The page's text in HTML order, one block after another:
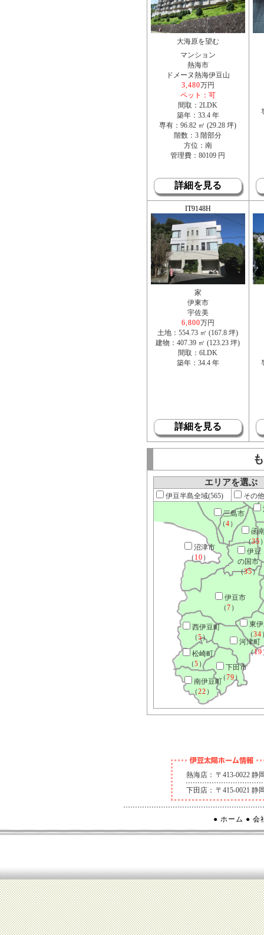
大海原を望む
マンション
熱海市
ドメーヌ熱海伊豆山
3,480万円
ペット：可
間取：2LDK
築年：33.4 年
専有：96.82 ㎡ (29.28 坪)
階数：3 階部分
方位：南
管理費：80109 円
詳細を見る
IT9148H
家
伊東市
宇佐美
6,800万円
土地：554.73 ㎡ (167.8 坪)
建物：407.39 ㎡ (123.23 坪)
間取：6LDK
築年：34.4 年
詳細を見る
エリアを選ぶ
伊豆半島全域(565)
その
函
（35
三島市
（4 ）
沼津市
（ 10 ）
伊豆
の国市
（35）
伊豆市
（7 ）
東
（34
河津町
（19
西伊豆町
（5）
下田市
（79）
松崎町
（5 ）
南伊豆町
（22 ）
熱海店： 〒413-0022 静
下田店： 〒415-0021 静
● ホーム ● 会